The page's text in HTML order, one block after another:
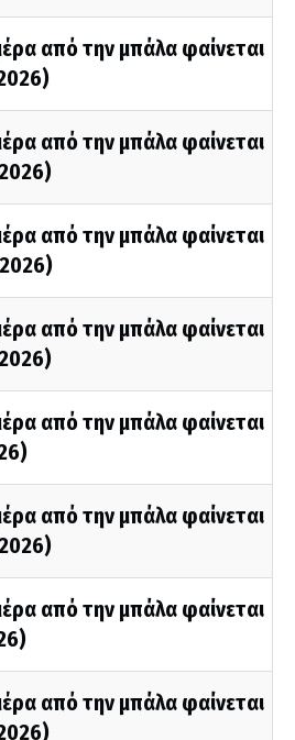
από την μπάλα φαίνεται
από την μπάλα φαίνεται
από την μπάλα φαίνεται
από την μπάλα φαίνεται
από την μπάλα φαίνεται
από την μπάλα φαίνεται
από την μπάλα φαίνεται
από την μπάλα φαίνεται